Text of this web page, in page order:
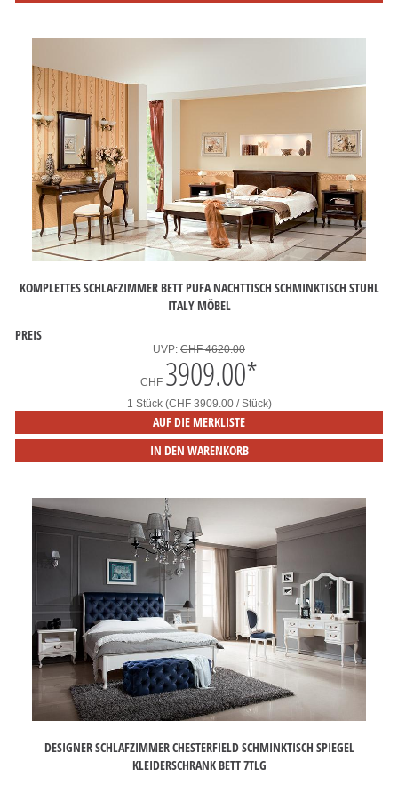
KOMPLETTES SCHLAFZIMMER BETT PUFA NACHTTISCH SCHMINKTISCH STUHL
ITALY MÖBEL
PREIS
UVP: CHF 4620.00
CHF 3909.00*
1 Stück (CHF 3909.00 / Stück)
AUF DIE MERKLISTE
IN DEN WARENKORB
DESIGNER SCHLAFZIMMER CHESTERFIELD SCHMINKTISCH SPIEGEL
KLEIDERSCHRANK BETT 7TLG